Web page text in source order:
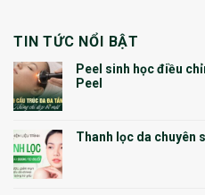
TIN TỨC NỔI BẬT
Peel sinh học điều
Peel
Thanh lọc da chuyên